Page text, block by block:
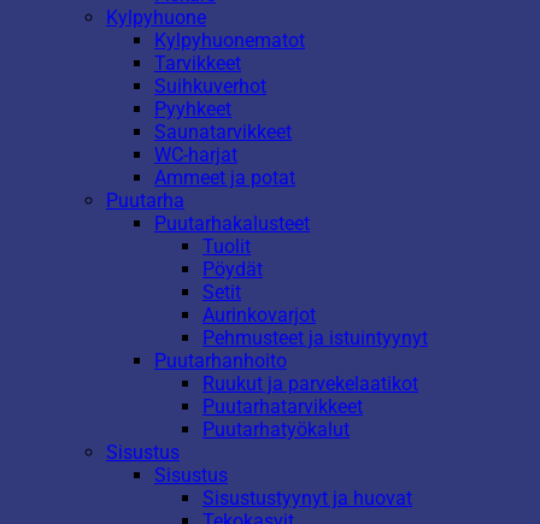
Kylpyhuone
Kylpyhuonematot
Tarvikkeet
Suihkuverhot
Pyyhkeet
Saunatarvikkeet
WC-harjat
Ammeet ja potat
Puutarha
Puutarhakalusteet
Tuolit
Pöydät
Setit
Aurinkovarjot
Pehmusteet ja istuintyynyt
Puutarhanhoito
Ruukut ja parvekelaatikot
Puutarhatarvikkeet
Puutarhatyökalut
Sisustus
Sisustus
Sisustustyynyt ja huovat